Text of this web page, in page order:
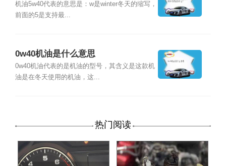
机油5w40代表的意思是：w是winter冬天的缩写，
前面的5是支持最...
0w40机油是什么意思
0w40机油代表的是机油的型号，其含义是这款机
油是在冬天使用的机油，这...
热门阅读